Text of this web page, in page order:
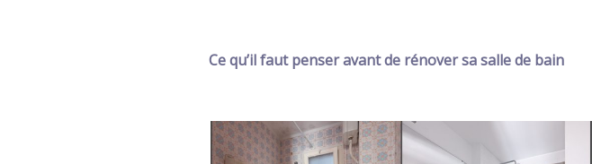
Ce qu’il faut penser avant de rénover sa salle de bain